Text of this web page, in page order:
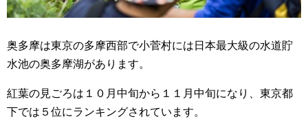
奥多摩は東京の多摩西部で小菅村には日本最大級の水道貯
水池の奥多摩湖があります。
紅葉の見ごろは１０月中旬から１１月中旬になり、東京都
下では５位にランキングされています。